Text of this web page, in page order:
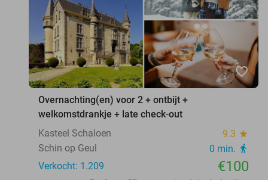
favorite_border
Overnachting(en) voor 2 + ontbijt +
welkomstdrankje + late check-out
Kasteel Schaloen
9.3 star
Schin op Geul 0 min. directions_walk
Verkocht: 1.209 €100